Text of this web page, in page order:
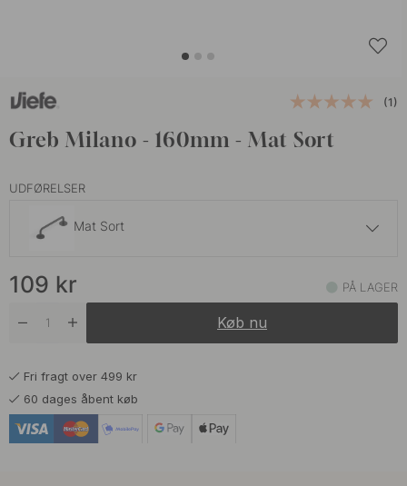
(1)
Greb Milano - 160mm - Mat Sort
UDFØRELSER
Mat Sort
Grå På lager
På lager
109 kr PÅ LAGER
Køb nu
Fri fragt over 499 kr
60 dages åbent køb